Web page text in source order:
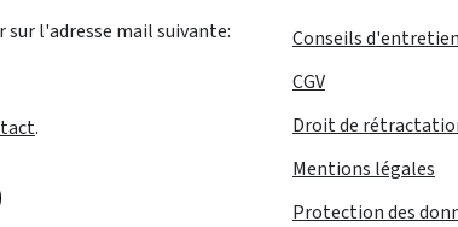
l'adresse mail suivante:
.
Conseils d'entretien
CGV
Droit de
Mentions légales
Protection des